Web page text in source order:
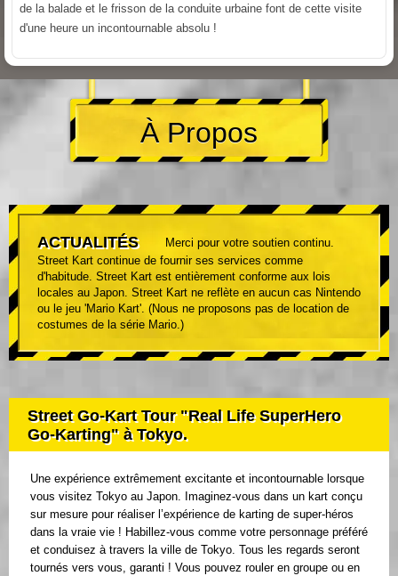
de la balade et le frisson de la conduite urbaine font de cette visite
d'une heure un incontournable absolu !
À Propos
ACTUALITÉS
Merci pour votre soutien continu.
Street Kart continue de fournir ses services comme
d'habitude. Street Kart est entièrement conforme aux lois
locales au Japon. Street Kart ne reflète en aucun cas Nintendo
ou le jeu 'Mario Kart'. (Nous ne proposons pas de location de
costumes de la série Mario.)
Street Go-Kart Tour "Real Life SuperHero
Go-Karting" à Tokyo.
Une expérience extrêmement excitante et incontournable lorsque
vous visitez Tokyo au Japon. Imaginez-vous dans un kart conçu
sur mesure pour réaliser l’expérience de karting de super-héros
dans la vraie vie ! Habillez-vous comme votre personnage préféré
et conduisez à travers la ville de Tokyo. Tous les regards seront
tournés vers vous, garanti ! Vous pouvez rouler en groupe ou en